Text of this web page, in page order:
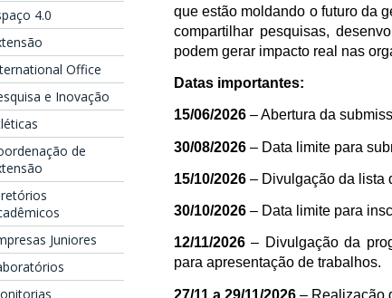
4.0
Office
e Inovação
de
Juniores
que estão moldando o futuro da
compartilhar pesquisas,
podem gerar impacto real nas
Datas importantes:
15/06/2026 – Abertura da
30/08/2026 – Data limite para
15/10/2026 – Divulgação da lista
30/10/2026 – Data limite para
12/11/2026 – Divulgação da
para apresentação de trabalhos.
27/11 a 29/11/2026 – Realização